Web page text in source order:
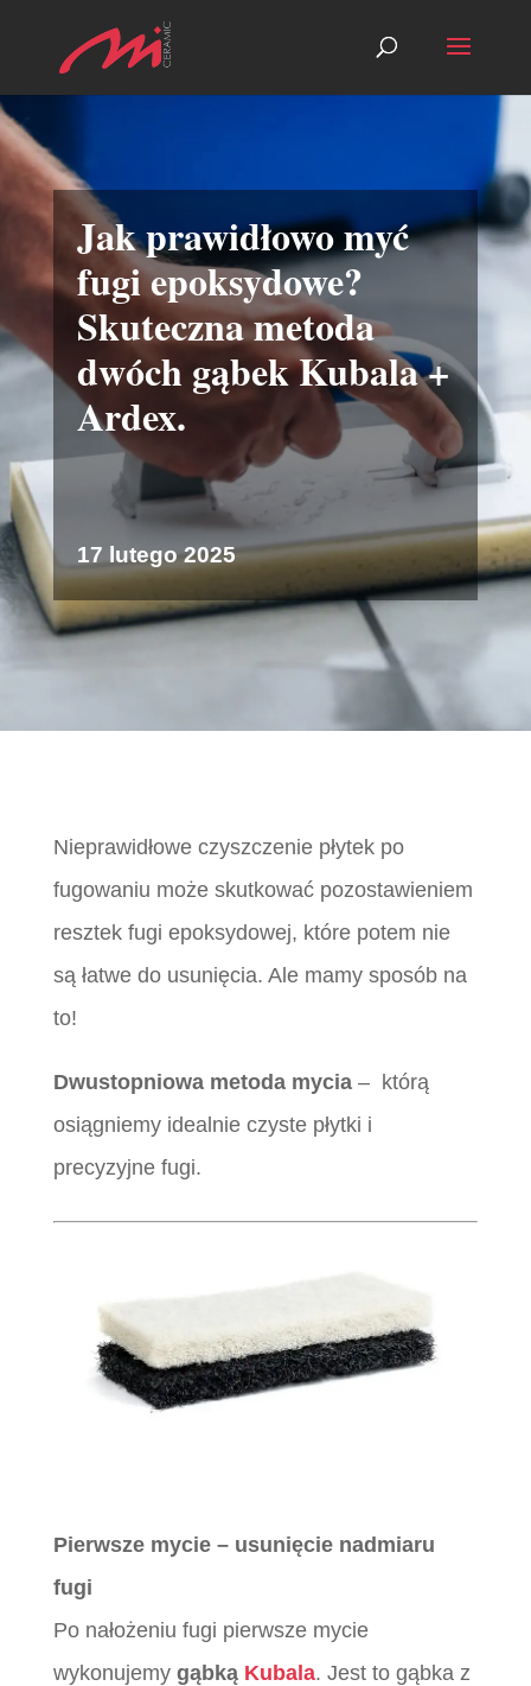
Jak prawidłowo myć
fugi epoksydowe?
Skuteczna metoda
dwóch gąbek Kubala +
Ardex.
17 lutego 2025
Nieprawidłowe czyszczenie płytek po
fugowaniu może skutkować pozostawieniem
resztek fugi epoksydowej, które potem nie
są łatwe do usunięcia. Ale mamy sposób na
to!
Dwustopniowa metoda mycia – którą
osiągniemy idealnie czyste płytki i
precyzyjne fugi.
Pierwsze mycie – usunięcie nadmiaru
fugi
Po nałożeniu fugi pierwsze mycie
wykonujemy gąbką Kubala. Jest to gąbka z